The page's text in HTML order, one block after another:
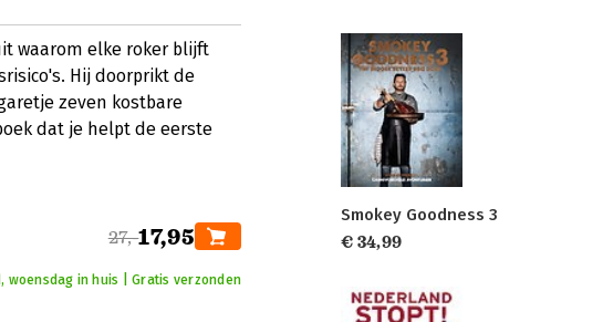
waarom elke roker blijft
Hij doorprikt de
zeven kostbare
dat je helpt de eerste
27,-17,95
woensdag in huis | Gratis verzonden
Smokey Goodness 3
€ 34,99